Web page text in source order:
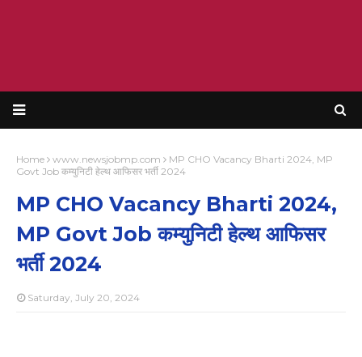
Home www.newsjobmp.com
MP CHO Vacancy Bharti 2024, MP
Govt Job कम्युनिटी हेल्थ आफिसर भर्ती 2024
MP CHO Vacancy Bharti 2024,
MP Govt Job कम्युनिटी हेल्थ आफिसर
भर्ती 2024
Saturday, July 20, 2024